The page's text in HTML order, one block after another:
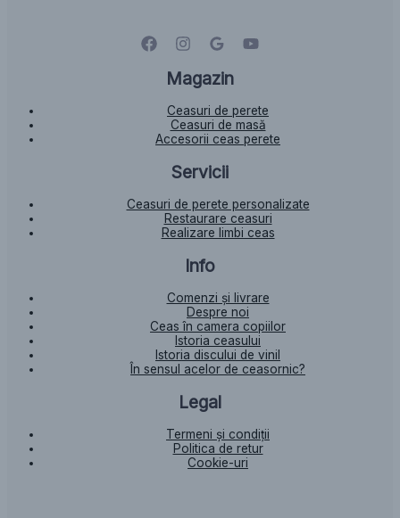
Magazin
Ceasuri de perete
Ceasuri de masă
Accesorii ceas perete
Servicii
Ceasuri de perete personalizate
Restaurare ceasuri
Realizare limbi ceas
Info
Comenzi și livrare
Despre noi
Ceas în camera copiilor
Istoria ceasului​
Istoria discului de vinil
În sensul acelor de ceasornic?
Legal
Termeni și condiții
Politica de retur
Cookie-uri